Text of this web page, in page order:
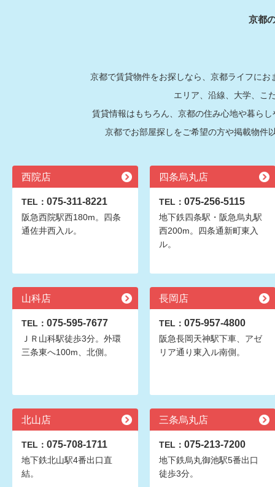
京都
京都で賃貸物件をお探しなら、京都ライフに
エリア、沿線、大学、こ
賃貸情報はもちろん、京都の住み心地や暮ら
京都でお部屋探しをご希望の方や掲載物件
西院店
TEL： 075-311-8221
阪急西院駅西180m。四条
通佐井西入ル。
四条烏丸店
TEL： 075-256-5115
地下鉄四条駅・阪急烏丸駅
西200m。四条通新町東入
ル。
山科店
TEL： 075-595-7677
ＪＲ山科駅徒歩3分。外環
三条東へ100m、北側。
長岡店
TEL： 075-957-4800
阪急長岡天神駅下車、アゼ
リア通り東入ル南側。
北山店
TEL： 075-708-1711
地下鉄北山駅4番出口直
結。
三条烏丸店
TEL： 075-213-7200
地下鉄烏丸御池駅5番出口
徒歩3分。